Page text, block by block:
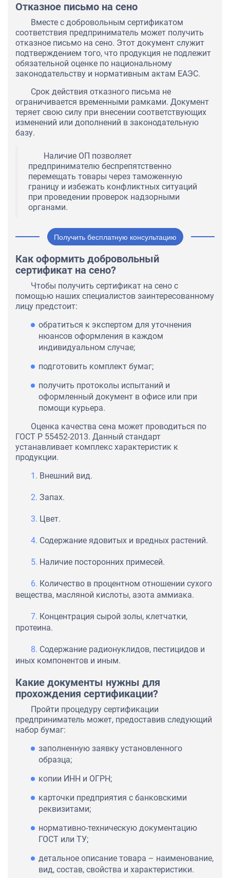
Отказное письмо на сено
Вместе с добровольным сертификатом
соответствия предприниматель может получить
отказное письмо на сено. Этот документ служит
подтверждением того, что продукция не подлежит
обязательной оценке по национальному
законодательству и нормативным актам ЕАЭС.
Срок действия отказного письма не
ограничивается временными рамками. Документ
теряет свою силу при внесении соответствующих
изменений или дополнений в законодательную
базу.
Наличие ОП позволяет
предпринимателю беспрепятственно
перемещать товары через таможенную
границу и избежать конфликтных ситуаций
при проведении проверок надзорными
органами.
Получить бесплатную консультацию
Как оформить добровольный
сертификат на сено?
Чтобы получить сертификат на сено с
помощью наших специалистов заинтересованному
лицу предстоит:
обратиться к экспертом для уточнения
нюансов оформления в каждом
индивидуальном случае;
подготовить комплект бумаг;
получить протоколы испытаний и
оформленный документ в офисе или при
помощи курьера.
Оценка качества сена может проводиться по
ГОСТ Р 55452-2013. Данный стандарт
устанавливает комплекс характеристик к
продукции.
Внешний вид.
Запах.
Цвет.
Содержание ядовитых и вредных растений.
Наличие посторонних примесей.
Количество в процентном отношении сухого
вещества, масляной кислоты, азота аммиака.
Концентрация сырой золы, клетчатки,
протеина.
Содержание радионуклидов, пестицидов и
иных компонентов и иным.
Какие документы нужны для
прохождения сертификации?
Пройти процедуру сертификации
предприниматель может, предоставив следующий
набор бумаг:
заполненную заявку установленного
образца;
копии ИНН и ОГРН;
карточки предприятия с банковскими
реквизитами;
нормативно-техническую документацию
ГОСТ или ТУ;
детальное описание товара – наименование,
вид, состав, свойства и характеристики.